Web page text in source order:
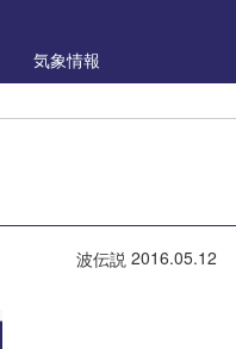
気象情報
波伝説 2016.05.12